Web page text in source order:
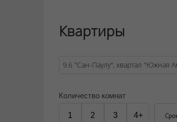
Квартиры
Количество комнат
1 2 3 4+